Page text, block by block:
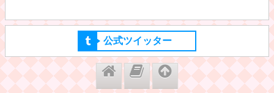
公式ツイッター